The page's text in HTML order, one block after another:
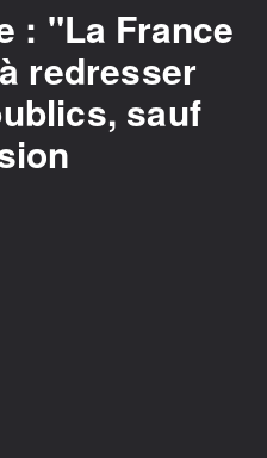
: "La France
redresser
sauf